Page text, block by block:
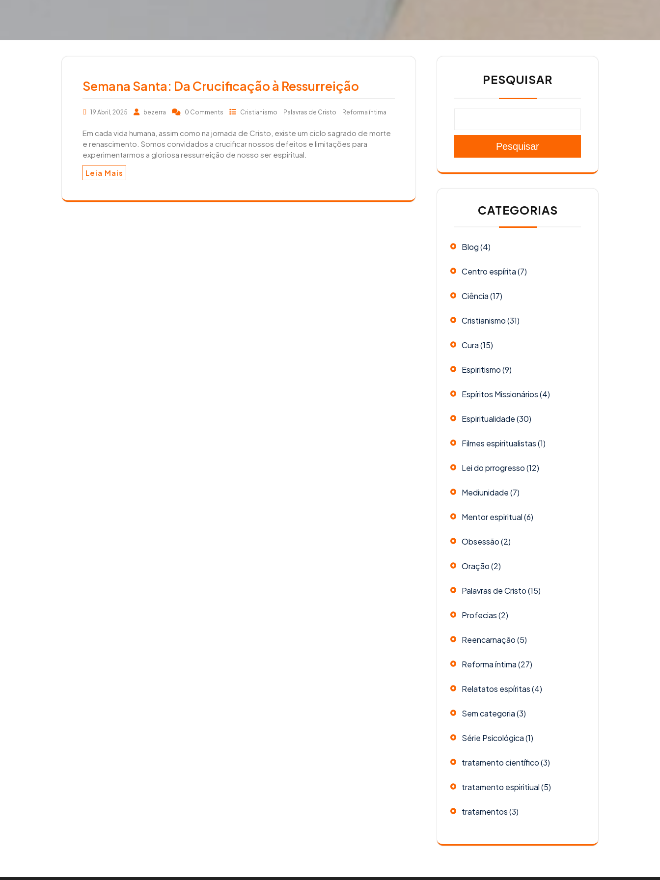
Semana Santa: Da Crucificação à Ressurreição
19 Abril, 2025 bezerra 0 Comments Cristianismo Palavras de Cristo Reforma íntima
Em cada vida humana, assim como na jornada de Cristo, existe um ciclo sagrado de morte
e renascimento. Somos convidados a crucificar nossos defeitos e limitações para
experimentarmos a gloriosa ressurreição de nosso ser espiritual.
Leia Mais
PESQUISAR
Pesquisar
CATEGORIAS
Blog(4)
Centro espírita(7)
Ciência(17)
Cristianismo(31)
Cura(15)
Espiritismo(9)
Espíritos Missionários(4)
Espiritualidade(30)
Filmes espiritualistas(1)
Lei do prrogresso(12)
Mediunidade(7)
Mentor espiritual(6)
Obsessão(2)
Oração(2)
Palavras de Cristo(15)
Profecias(2)
Reencarnação(5)
Reforma íntima(27)
Relatatos espíritas(4)
Sem categoria(3)
Série Psicológica(1)
tratamento científico(3)
tratamento espiritiual(5)
tratamentos(3)